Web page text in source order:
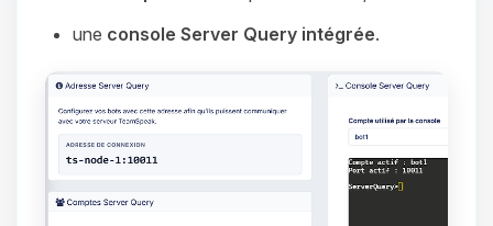
une console Server Query intégrée.